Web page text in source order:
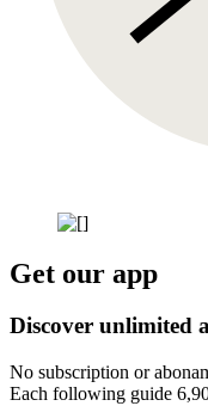
Get our app
Discover unlimited
No subscription or
Each following guide